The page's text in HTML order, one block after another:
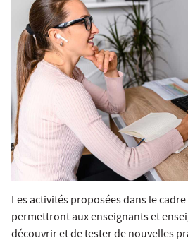
Les activités proposées dans le
permettront aux enseignants et
découvrir et de tester de nouvelles